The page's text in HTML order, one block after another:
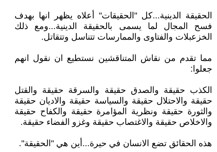
الحقيقة الدينية...كل "الحقيقات" أعلاه يظهر انها بهدف
فسح المجال لما يسمى بالحقيقة الدينية...ومع ذلك
الخزعبلات والفتاوى والممارسات تتناسل وتتقاتل.
مما تقدم من نقاش المتناقشين نستطيع ان نقول انهم
جعلوا:
الكذب حقيقة والصدق حقيقة والسرقة حقيقة والقتل
حقيقة والاحتلال حقيقة والسياسة حقيقة والاديان حقيقة
والثورة حقيقة ونظرية المؤامرة حقيقة والكفاح حقيقة
والاخلاص حقيقة والاغتصاب حقيقة وغزو الفضاء حقيقة.
هذه الحقائق تضع الانسان في حيرة...أين هي "الحقيقة".